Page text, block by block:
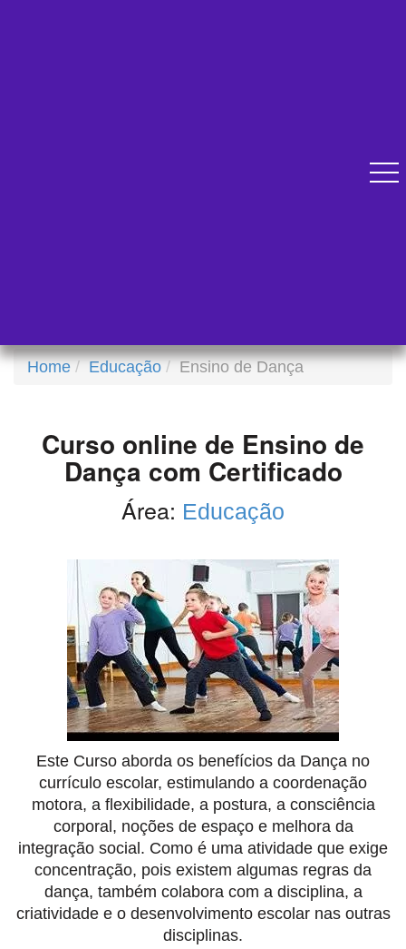
Home Educação Ensino de Dança
Curso online de Ensino de
Dança com Certificado
Área: Educação
Este Curso aborda os benefícios da Dança no
currículo escolar, estimulando a coordenação
motora, a flexibilidade, a postura, a consciência
corporal, noções de espaço e melhora da
integração social. Como é uma atividade que exige
concentração, pois existem algumas regras da
dança, também colabora com a disciplina, a
criatividade e o desenvolvimento escolar nas outras
disciplinas.